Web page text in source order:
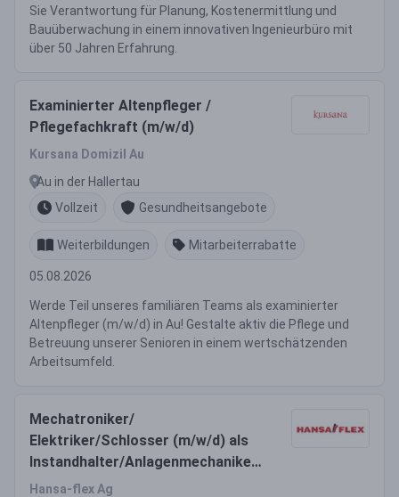
Sie Verantwortung für Planung, Kostenermittlung und
Bauüberwachung in einem innovativen Ingenieurbüro mit
über 50 Jahren Erfahrung.
Examinierter Altenpfleger /
Pflegefachkraft (m/w/d)
Kursana Domizil Au
Au in der Hallertau
Vollzeit
Gesundheitsangebote
Weiterbildungen Mitarbeiterrabatte
05.08.2026
Werde Teil unseres familiären Teams als examinierter
Altenpfleger (m/w/d) in Au! Gestalte aktiv die Pflege und
Betreuung unserer Senioren in einem wertschätzenden
Arbeitsumfeld.
Mechatroniker/
Elektriker/Schlosser (m/w/d) als
Instandhalter/Anlagenmechaniker
(m/w/d)
Hansa-flex Ag